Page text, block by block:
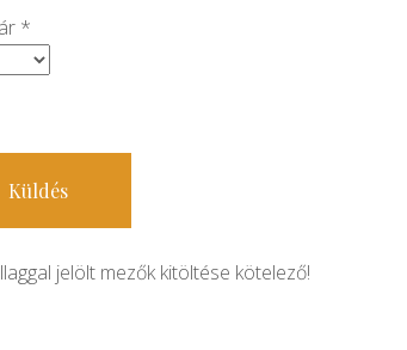
*
jelölt mezők kitöltése kötelező!